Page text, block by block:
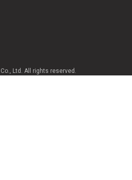
Ltd. All rights reserved.